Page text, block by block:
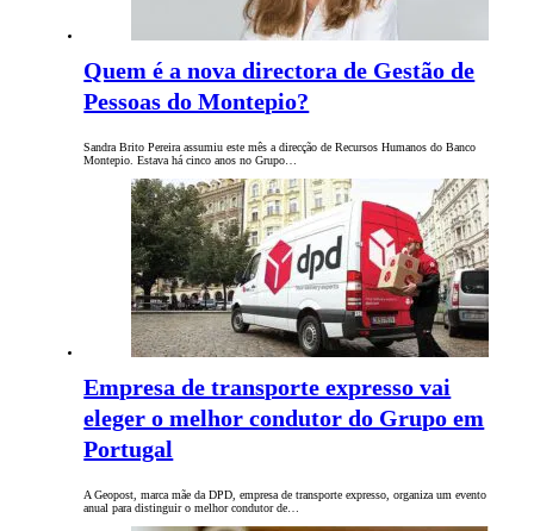
Quem é a nova directora de Gestão de
Pessoas do Montepio?
Sandra Brito Pereira assumiu este mês a direcção de Recursos Humanos do Banco
Montepio. Estava há cinco anos no Grupo…
Empresa de transporte expresso vai
eleger o melhor condutor do Grupo em
Portugal
A Geopost, marca mãe da DPD, empresa de transporte expresso, organiza um evento
anual para distinguir o melhor condutor de…